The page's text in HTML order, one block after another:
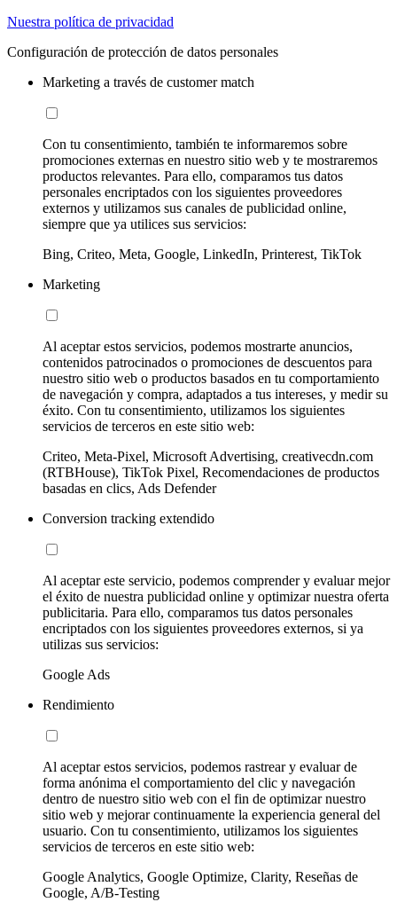
Nuestra política de privacidad
Configuración de protección de datos personales
Marketing a través de customer match
Con tu consentimiento, también te informaremos sobre
promociones externas en nuestro sitio web y te mostraremos
productos relevantes. Para ello, comparamos tus datos
personales encriptados con los siguientes proveedores
externos y utilizamos sus canales de publicidad online,
siempre que ya utilices sus servicios:
Bing, Criteo, Meta, Google, LinkedIn, Printerest, TikTok
Marketing
Al aceptar estos servicios, podemos mostrarte anuncios,
contenidos patrocinados o promociones de descuentos para
nuestro sitio web o productos basados en tu comportamiento
de navegación y compra, adaptados a tus intereses, y medir su
éxito. Con tu consentimiento, utilizamos los siguientes
servicios de terceros en este sitio web:
Criteo, Meta-Pixel, Microsoft Advertising, creativecdn.com
(RTBHouse), TikTok Pixel, Recomendaciones de productos
basadas en clics, Ads Defender
Conversion tracking extendido
Al aceptar este servicio, podemos comprender y evaluar mejor
el éxito de nuestra publicidad online y optimizar nuestra oferta
publicitaria. Para ello, comparamos tus datos personales
encriptados con los siguientes proveedores externos, si ya
utilizas sus servicios:
Google Ads
Rendimiento
Al aceptar estos servicios, podemos rastrear y evaluar de
forma anónima el comportamiento del clic y navegación
dentro de nuestro sitio web con el fin de optimizar nuestro
sitio web y mejorar continuamente la experiencia general del
usuario. Con tu consentimiento, utilizamos los siguientes
servicios de terceros en este sitio web:
Google Analytics, Google Optimize, Clarity, Reseñas de
Google, A/B-Testing